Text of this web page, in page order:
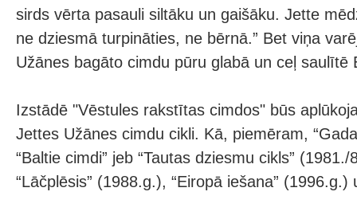
sirds vērta pasauli siltāku un gaišāku. Jette
ne dziesmā turpināties, ne bērnā.” Bet viņa
Užānes bagāto cimdu pūru glabā un ceļ saulītē
Izstādē "Vēstules rakstītas cimdos" būs
Jettes Užānes cimdu cikli. Kā, piemēram,
“Baltie cimdi” jeb “Tautas dziesmu cikls”
“Lāčplēsis” (1988.g.), “Eiropā iešana” (1996.g.)